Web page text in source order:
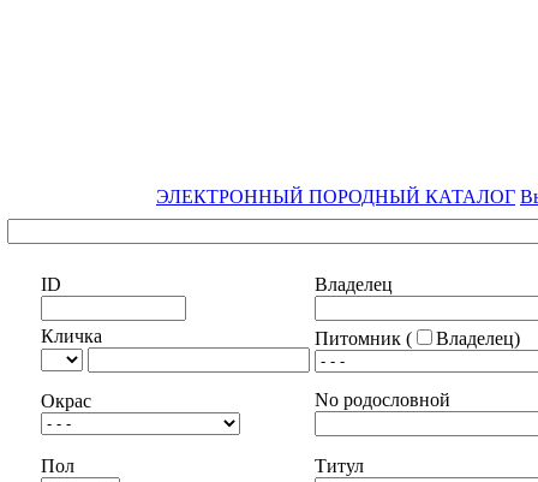
ЭЛЕКТРОННЫЙ ПОРОДНЫЙ КАТАЛОГ
ID Владелец
Кличка Питомник ( Владелец)
Окрас No родословной
Пол Титул